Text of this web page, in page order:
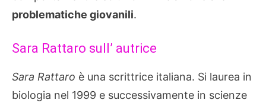
problematiche giovanili.
Sara Rattaro sull’ autrice
Sara Rattaro è una scrittrice italiana. Si laurea in
biologia nel 1999 e successivamente in scienze